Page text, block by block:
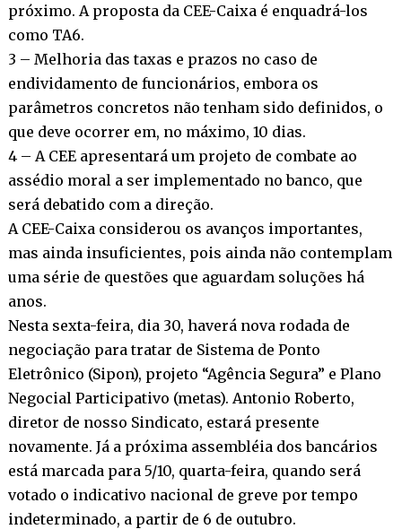
próximo. A proposta da CEE-Caixa é enquadrá-los
como TA6.
3 – Melhoria das taxas e prazos no caso de
endividamento de funcionários, embora os
parâmetros concretos não tenham sido definidos, o
que deve ocorrer em, no máximo, 10 dias.
4 – A CEE apresentará um projeto de combate ao
assédio moral a ser implementado no banco, que
será debatido com a direção.
A CEE-Caixa considerou os avanços importantes,
mas ainda insuficientes, pois ainda não contemplam
uma série de questões que aguardam soluções há
anos.
Nesta sexta-feira, dia 30, haverá nova rodada de
negociação para tratar de Sistema de Ponto
Eletrônico (Sipon), projeto “Agência Segura” e Plano
Negocial Participativo (metas). Antonio Roberto,
diretor de nosso Sindicato, estará presente
novamente. Já a próxima assembléia dos bancários
está marcada para 5/10, quarta-feira, quando será
votado o indicativo nacional de greve por tempo
indeterminado, a partir de 6 de outubro.